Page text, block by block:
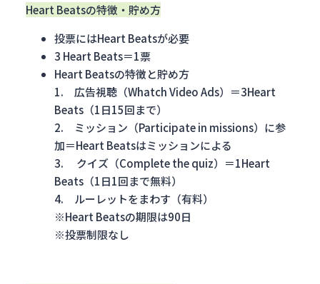
Heart Beatsの特徴・貯め方
投票にはHeart Beatsが必要
3 Heart Beats＝1票
Heart Beatsの特徴と貯め方
1. 広告視聴（Whatch Video Ads）＝3Heart
Beats（1日15回まで）
2. ミッション（Participate in missions）に参
加＝Heart Beatsはミッションによる
3. クイズ（Complete the quiz）＝1Heart
Beats（1日1回まで無料）
4. ルーレットをまわす（有料）
※Heart Beatsの期限は90日
※投票制限なし